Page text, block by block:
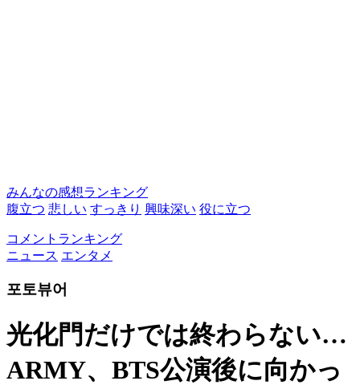
みんなの感想ランキング
腹立つ 悲しい すっきり 興味深い 役に立つ
コメントランキング
ニュース エンタメ
포토뷰어
光化門だけでは終わらない…
ARMY、BTS公演後に向かっ